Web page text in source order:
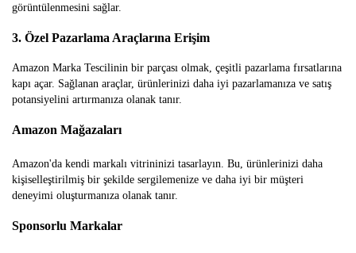
görüntülenmesini sağlar.
3. Özel Pazarlama Araçlarına Erişim
Amazon Marka Tescilinin bir parçası olmak, çeşitli pazarlama fırsatlarına
kapı açar. Sağlanan araçlar, ürünlerinizi daha iyi pazarlamanıza ve satış
potansiyelini artırmanıza olanak tanır.
Amazon Mağazaları
Amazon'da kendi markalı vitrininizi tasarlayın. Bu, ürünlerinizi daha
kişiselleştirilmiş bir şekilde sergilemenize ve daha iyi bir müşteri
deneyimi oluşturmanıza olanak tanır.
Sponsorlu Markalar